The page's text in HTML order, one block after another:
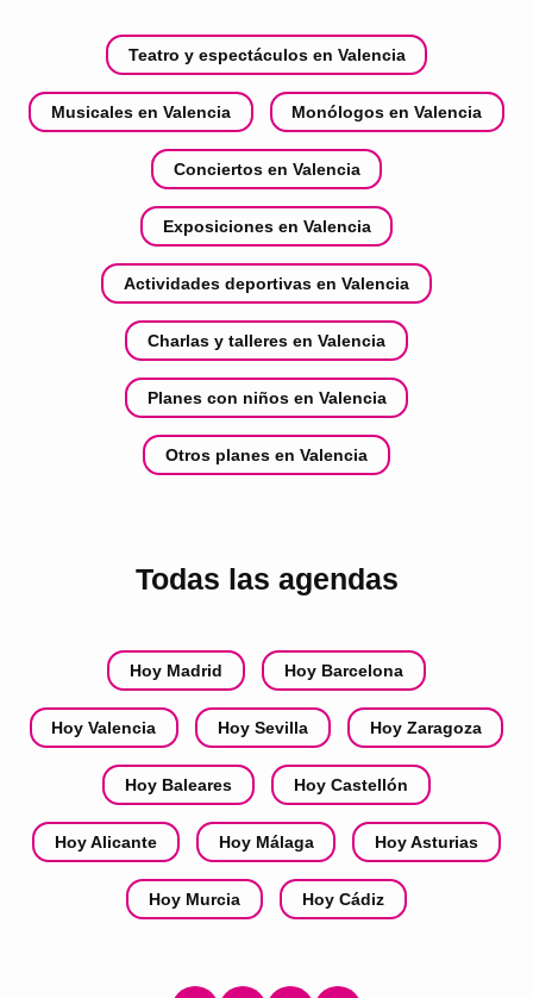
Teatro y espectáculos en Valencia
Musicales en Valencia Monólogos en Valencia
Conciertos en Valencia
Exposiciones en Valencia
Actividades deportivas en Valencia
Charlas y talleres en Valencia
Planes con niños en Valencia
Otros planes en Valencia
Todas las agendas
Hoy Madrid Hoy Barcelona
Hoy Valencia Hoy Sevilla Hoy Zaragoza
Hoy Baleares Hoy Castellón
Hoy Alicante Hoy Málaga Hoy Asturias
Hoy Murcia Hoy Cádiz